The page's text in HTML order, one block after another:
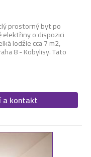
prostorný byt po
o dispozici
lodžie cca 7 m2,
8 - Kobylisy. Tato
a kontakt